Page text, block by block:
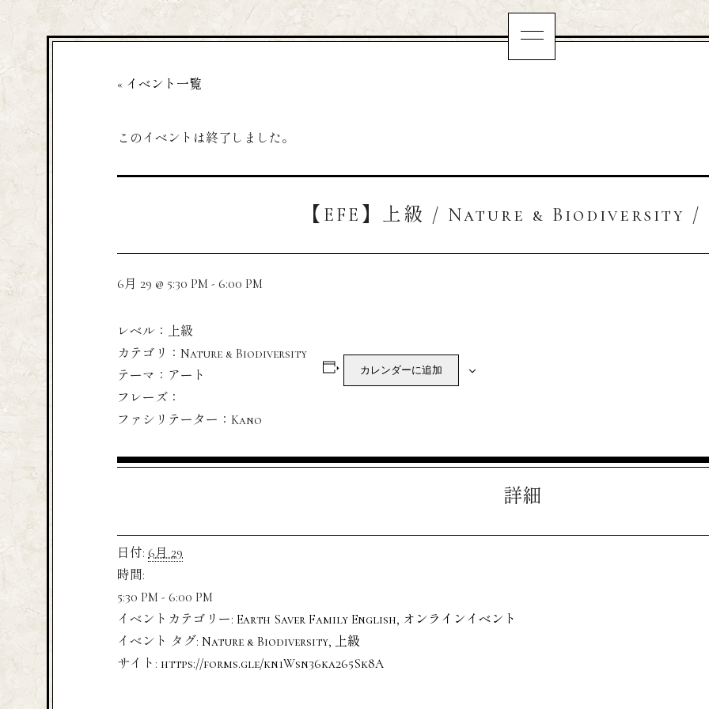
« イベント一覧
このイベントは終了しました。
【EFE】上級 / Nature & Biodiversity /
6月 29 @ 5:30 PM - 6:00 PM
レベル：上級
カテゴリ：Nature & Biodiversity
テーマ：アート
フレーズ：
ファシリテーター：Kano
カレンダーに追加
詳細
日付: 6月 29
時間:
5:30 PM - 6:00 PM
イベントカテゴリー: Earth Saver Family English, オンラインイベント
イベント タグ: Nature & Biodiversity, 上級
サイト: https://forms.gle/kn1Wsn36ka265Sk8A